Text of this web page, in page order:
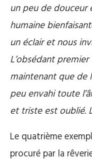
un peu de douceur
humaine
un éclair et nous
L’obsédant
maintenant que de
peu envahi toute
et triste est oublié.
Le quatrième
procuré par la